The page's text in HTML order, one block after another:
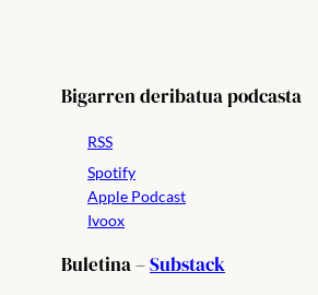
Bigarren deribatua podcasta
RSS
Spotify
Apple Podcast
Ivoox
Buletina –Substack